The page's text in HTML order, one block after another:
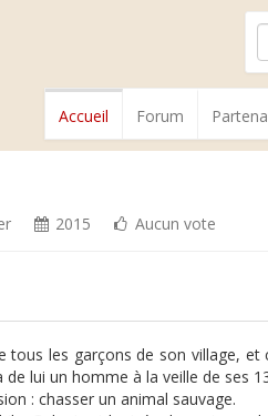
Accueil Forum
2015 Aucun vote
tous les garçons de son village, et
de lui un homme à la veille de ses
: chasser un animal sauvage.